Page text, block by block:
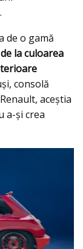
de o gamă
de la culoarea
consolă
aceștia
a-și crea